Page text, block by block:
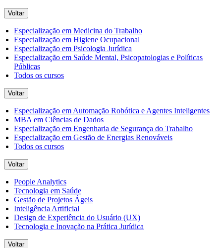
Voltar
Especialização em Medicina do Trabalho
Especialização em Higiene Ocupacional
Especialização em Psicologia Jurídica
Especialização em Saúde Mental, Psicopatologias e Políticas
Públicas
Todos os cursos
Voltar
Especialização em Automação Robótica e Agentes Inteligentes
MBA em Ciências de Dados
Especialização em Engenharia de Segurança do Trabalho
Especialização em Gestão de Energias Renováveis
Todos os cursos
Voltar
People Analytics
Tecnologia em Saúde
Gestão de Projetos Ágeis
Inteligência Artificial
Design de Experiência do Usuário (UX)
Tecnologia e Inovação na Prática Jurídica
Voltar